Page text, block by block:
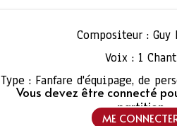
Compositeur : Guy
Voix : 1 Chant
Type : Fanfare d'équipage, de
Vous devez être connecté
partition
ME